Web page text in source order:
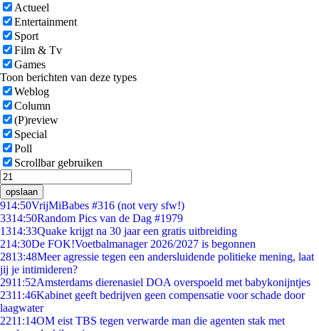
Actueel
Entertainment
Sport
Film & Tv
Games
Toon berichten van deze types
Weblog
Column
(P)review
Special
Poll
Scrollbar gebruiken
opslaan
914:50VrijMiBabes #316 (not very sfw!)
3314:50Random Pics van de Dag #1979
1314:33Quake krijgt na 30 jaar een gratis uitbreiding
214:30De FOK!Voetbalmanager 2026/2027 is begonnen
2813:48Meer agressie tegen een andersluidende politieke mening, laat
jij je intimideren?
2911:52Amsterdams dierenasiel DOA overspoeld met babykonijntjes
2311:46Kabinet geeft bedrijven geen compensatie voor schade door
laagwater
2211:14OM eist TBS tegen verwarde man die agenten stak met